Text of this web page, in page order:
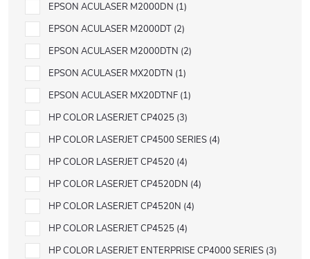
EPSON ACULASER M2000DN 1
EPSON ACULASER M2000DT 2
EPSON ACULASER M2000DTN 2
EPSON ACULASER MX20DTN 1
EPSON ACULASER MX20DTNF 1
HP COLOR LASERJET CP4025 3
HP COLOR LASERJET CP4500 SERIES 4
HP COLOR LASERJET CP4520 4
HP COLOR LASERJET CP4520DN 4
HP COLOR LASERJET CP4520N 4
HP COLOR LASERJET CP4525 4
HP COLOR LASERJET ENTERPRISE CP4000 SERIES 3